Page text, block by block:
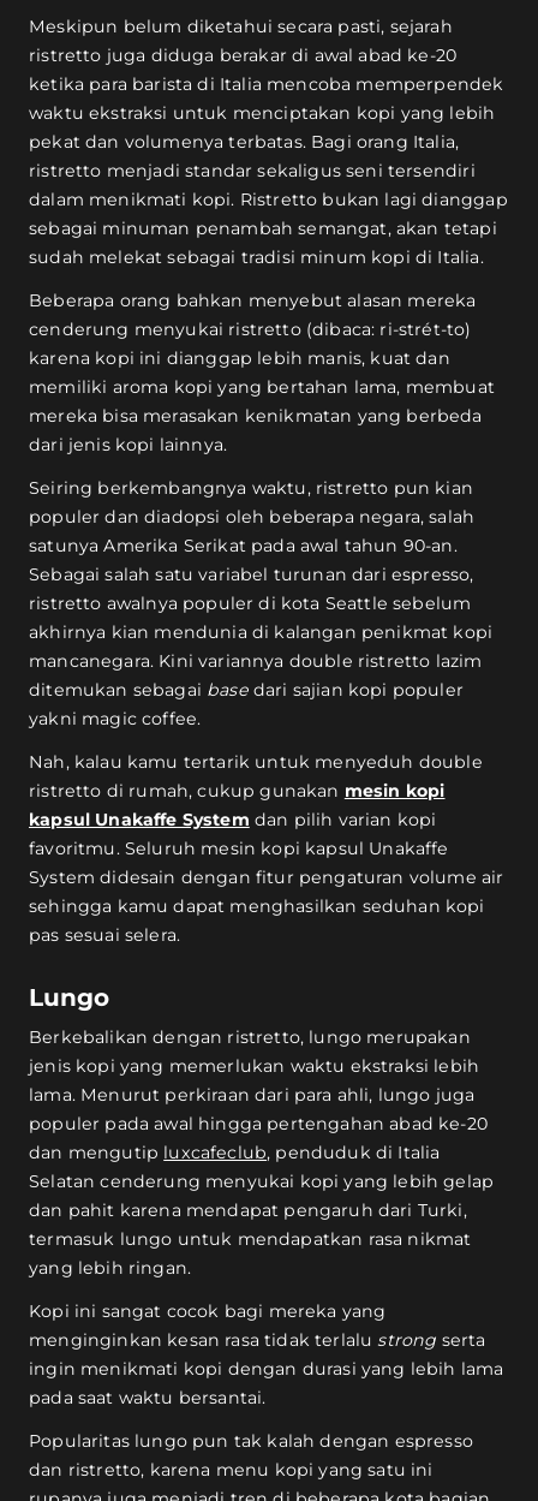
Meskipun belum diketahui secara pasti, sejarah
ristretto juga diduga berakar di awal abad ke-20
ketika para barista di Italia mencoba memperpendek
waktu ekstraksi untuk menciptakan kopi yang lebih
pekat dan volumenya terbatas. Bagi orang Italia,
ristretto menjadi standar sekaligus seni tersendiri
dalam menikmati kopi. Ristretto bukan lagi dianggap
sebagai minuman penambah semangat, akan tetapi
sudah melekat sebagai tradisi minum kopi di Italia.
Beberapa orang bahkan menyebut alasan mereka
cenderung menyukai ristretto (dibaca: ri-strét-to)
karena kopi ini dianggap lebih manis, kuat dan
memiliki aroma kopi yang bertahan lama, membuat
mereka bisa merasakan kenikmatan yang berbeda
dari jenis kopi lainnya.
Seiring berkembangnya waktu, ristretto pun kian
populer dan diadopsi oleh beberapa negara, salah
satunya Amerika Serikat pada awal tahun 90-an.
Sebagai salah satu variabel turunan dari espresso,
ristretto awalnya populer di kota Seattle sebelum
akhirnya kian mendunia di kalangan penikmat kopi
mancanegara. Kini variannya double ristretto lazim
ditemukan sebagai basedari sajian kopi populer
yakni magic coffee.
Nah, kalau kamu tertarik untuk menyeduh double
ristretto di rumah, cukup gunakan mesin kopi
kapsul Unakaffe System dan pilih varian kopi
favoritmu. Seluruh mesin kopi kapsul Unakaffe
System didesain dengan fitur pengaturan volume air
sehingga kamu dapat menghasilkan seduhan kopi
pas sesuai selera.
Lungo
Berkebalikan dengan ristretto, lungo merupakan
jenis kopi yang memerlukan waktu ekstraksi lebih
lama. Menurut perkiraan dari para ahli, lungo juga
populer pada awal hingga pertengahan abad ke-20
dan mengutip luxcafeclub, penduduk di Italia
Selatan cenderung menyukai kopi yang lebih gelap
dan pahit karena mendapat pengaruh dari Turki,
termasuk lungo untuk mendapatkan rasa nikmat
yang lebih ringan.
Kopi ini sangat cocok bagi mereka yang
menginginkan kesan rasa tidak terlalustrong serta
ingin menikmati kopi dengan durasi yang lebih lama
pada saat waktu bersantai.
Popularitas lungo pun tak kalah dengan espresso
dan ristretto, karena menu kopi yang satu ini